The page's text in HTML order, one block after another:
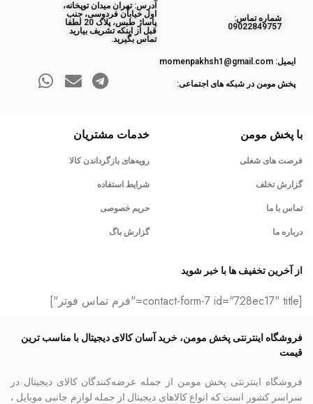
ﺷﻤﺎره ﺗﻤﺎس:
09022849757
آدرس: تهران میدان توپخانه،
اول خیابان فردوسی، جنب
پاساژ طبس، پلاک 20 لطفا
قبل از اینکه تشریف بیارید
تماس بگیرید.
ایمیل: momenpakhsh1@gmail.com
پخش مومن در شبکه های اجتماعی:
با پخش مومن
فرصت های شغلی
گزارش تخلف
تماس با ما
درباره ما
خدمات مشتریان
رویه‌های بازگرداندن کالا
شرایط استفاده
حریم خصوصی
گزارش باگ
از آخرین تخفیف ها با خبر شوید
[contact-form-7 id="728ec17" title="فرم تماس فوتر"]
فروشگاه اینترنتی پخش مومن، خرید آسان کالای دیجیتال با مناسب ترین
قیمت
فروشگاه اینترنتی پخش مومن از جمله عرضه‌کنندگان کالای دیجیتال در
سراسر کشور است که انواع کالاهای دیجیتال از جمله لوازم جانبی موبایل ،